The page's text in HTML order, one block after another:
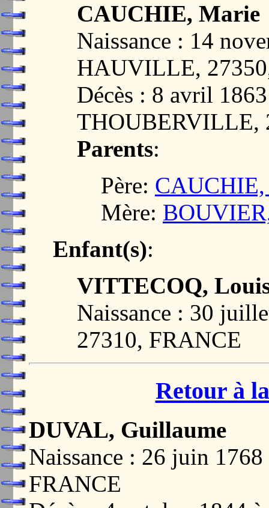
CAUCHIE, Marie
Naissance : 14
HAUVILLE,
Décès : 8 avril
THOUBERVILLE,
Parents:
Père:
Mère:
Enfant(s):
VITTECOQ,
Naissance : 30
27310, FRANCE
Retour à
DUVAL, Guillaume
Naissance : 26 juin
FRANCE